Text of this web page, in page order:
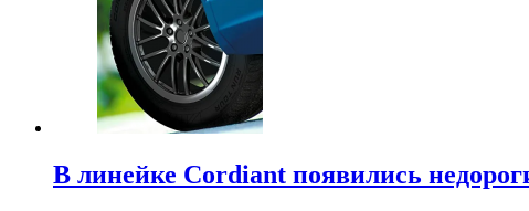
В линейке Cordiant появились